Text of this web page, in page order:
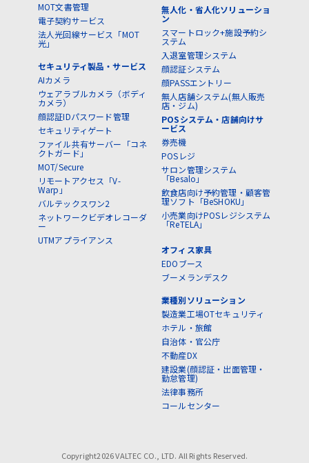
MOT文書管理
電子契約サービス
法人光回線サービス「MOT
光」
セキュリティ製品・サービス
AIカメラ
ウェアラブルカメラ（ボディ
カメラ）
顔認証IDパスワード管理
セキュリティゲート
ファイル共有サーバー「コネ
クトガード」
MOT/Secure
リモートアクセス「V-
Warp」
バルテックスワン2
ネットワークビデオレコーダ
ー
UTMアプライアンス
無人化・省人化ソリューショ
ン
スマートロック+施設予約シ
ステム
入退室管理システム
顔認証システム
顔PASSエントリー
無人店舗システム(無人販売
店・ジム)
POSシステム・店舗向けサ
ービス
券売機
POSレジ
サロン管理システム
「Besalo」
飲食店向け予約管理・顧客管
理ソフト「BeSHOKU」
小売業向けPOSレジシステム
「ReTELA」
オフィス家具
EDOブース
ブーメランデスク
業種別ソリューション
製造業工場OTセキュリティ
ホテル・旅館
自治体・官公庁
不動産DX
建設業(顔認証・出面管理・
勤怠管理)
法律事務所
コールセンター
Copyright2026 VALTEC CO., LTD. All Rights Reserved.